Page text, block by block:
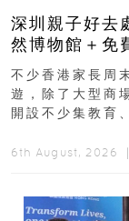
深圳親子好去
然博物館＋免
齡、交通、門
不少香港家長周
遊，除了大型商
開設不少集教育
6th August, 2026